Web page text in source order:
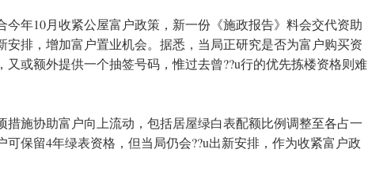
今年10月收紧公屋富户政策，新一份《施政报告》料会交代资助
安排，增加富户置业机会。据悉，当局正研究是否为富户购买资
又或额外提供一个抽签号码，惟过去曾??u行的优先拣楼资格则难
措施协助富户向上流动，包括居屋绿白表配额比例调整至各占一
可保留4年绿表资格，但当局仍会??u出新安排，作为收紧富户政